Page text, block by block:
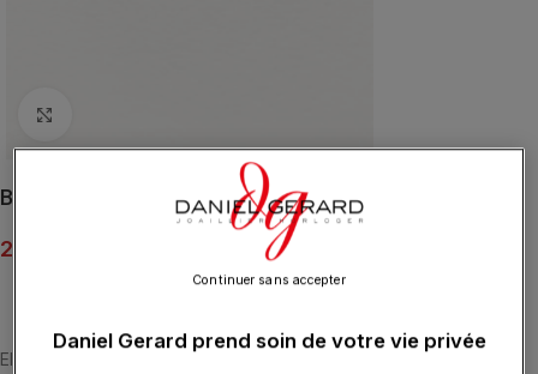
Bague Poiray Indrani Rhodolite Or Jaune
2 400.00
Eloge de la douceur et de la féminité, la collection Indrani, allie
Daniel Gerard prend soin de votre vie privée
Continuer sans accepter